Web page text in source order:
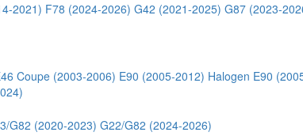
2021) F78 (2024-2026) G42 (2021-2025) G87 (2023-
Coupe (2003-2006) E90 (2005-2012) Halogen E90
G82 (2020-2023) G22/G82 (2024-2026)